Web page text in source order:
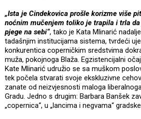
„Ista je Cindekovica prošle korizme više
noćnim mučenjem toliko je trapila i trla
pjege na sebi“, tako je Kata Mlinarić
tadašnjim institucijama sistema, tvrdeći
konkurentica coperničkim sredstvima
muža, pokojnoga Blaža. Egzistencijalni
Kate Mlinarić udružio se sa muškom
tek počela stvarati svoje ekskluzivne
zanate od neizvjesnosti maloga
Gradu. Jedno s drugim: Barbara Banšek
„copernica“, u „lancima i negvama“